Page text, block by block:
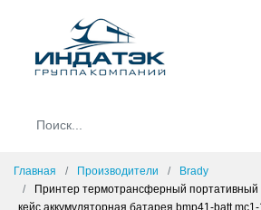
Главная Производители
Brady
Принтер термотрансферный портативный
кейс,аккумуляторная батарея bmp41-